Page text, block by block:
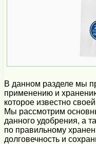
В данном разделе мы
применению и
которое известно
Мы рассмотрим
данного удобрения, а
по правильному
долговечность и